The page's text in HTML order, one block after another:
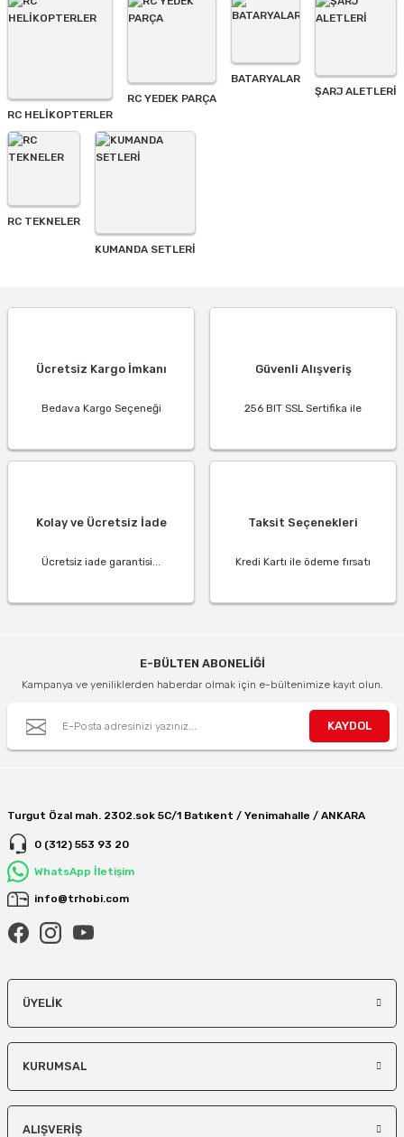
Gönder
RC HELİKOPTERLER
RC YEDEK PARÇA
BATARYALAR
ŞARJ ALETLERI
RC TEKNELER
KUMANDA SETLERİ
Ücretsiz Kargo İmkanı
Bedava Kargo Seçeneği
Güvenli Alışveriş
256 BIT SSL Sertifika ile
Kolay ve Ücretsiz İade
Ücretsiz iade garantisi...
Taksit Seçenekleri
Kredi Kartı ile ödeme fırsatı
E-BÜLTEN ABONELİĞİ
Kampanya ve yeniliklerden haberdar olmak için e-bültenimize kayıt olun.
KAYDOL
Turgut Özal mah. 2302.sok 5C/1 Batıkent / Yenimahalle / ANKARA
0 (312) 553 93 20
WhatsApp İletişim
info@trhobi.com
ÜYELIK
KURUMSAL
ALIŞVERIŞ